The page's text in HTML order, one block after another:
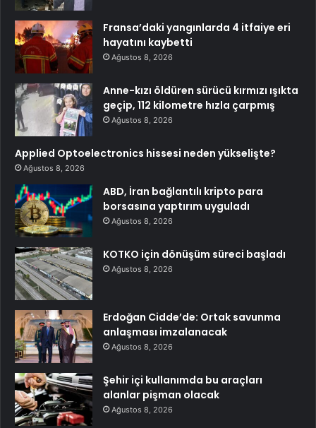
Fransa’daki yangınlarda 4 itfaiye eri
hayatını kaybetti
Ağustos 8, 2026
Anne-kızı öldüren sürücü kırmızı ışıkta
geçip, 112 kilometre hızla çarpmış
Ağustos 8, 2026
Applied Optoelectronics hissesi neden yükselişte?
Ağustos 8, 2026
ABD, İran bağlantılı kripto para
borsasına yaptırım uyguladı
Ağustos 8, 2026
KOTKO için dönüşüm süreci başladı
Ağustos 8, 2026
Erdoğan Cidde’de: Ortak savunma
anlaşması imzalanacak
Ağustos 8, 2026
Şehir içi kullanımda bu araçları
alanlar pişman olacak
Ağustos 8, 2026